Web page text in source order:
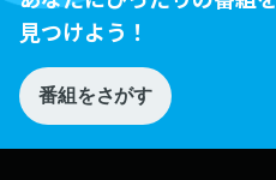
見つけよう！
番組をさがす